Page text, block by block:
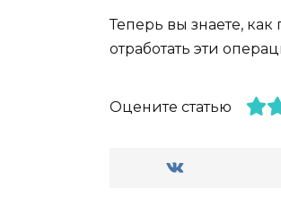
Теперь вы знаете,
отработать эти
Оцените статью